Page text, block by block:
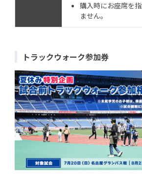
購入時にお座席を
ません。
トラックウォーク参加券